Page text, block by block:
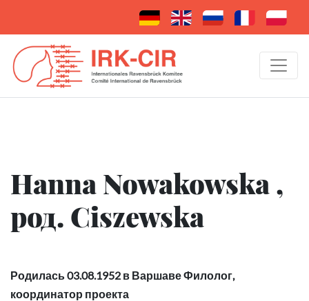
Hanna Nowakowska ,
род. Ciszewska
Родилась 03.08.1952 в Варшаве Филолог,
координатор проекта